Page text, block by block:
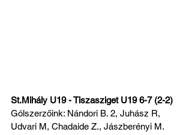
St.Mihály U19 - Tiszasziget U19 6-7 (2-2)
Gólszerzőink: Nándori B. 2, Juhász R,
Udvari M, Chadaide Z., Jászberényi M.